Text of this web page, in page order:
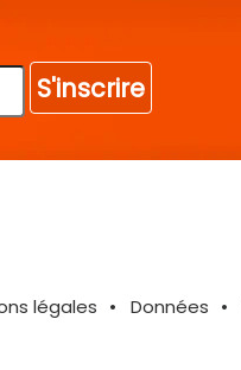
S'inscrire
légales Données